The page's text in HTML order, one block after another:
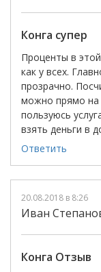
Конга супер
Проценты в
как у всех.
прозрачно.
можно прямо на
пользуюсь
взять деньги в
Ответить
20.08.2018 в 8:26
Иван
Конга Отзыв